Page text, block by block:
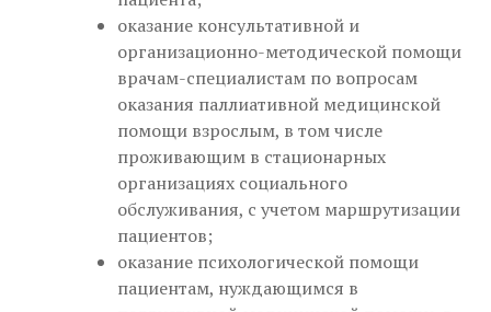
оказание консультативной и
организационно-методической помощи
врачам-специалистам по вопросам
оказания паллиативной медицинской
помощи взрослым, в том числе
проживающим в стационарных
организациях социального
обслуживания, с учетом маршрутизации
пациентов;
оказание психологической помощи
пациентам, нуждающимся в